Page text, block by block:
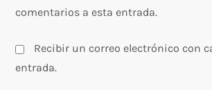
comentarios a esta entrada.
Recibir un correo electrónico con
entrada.